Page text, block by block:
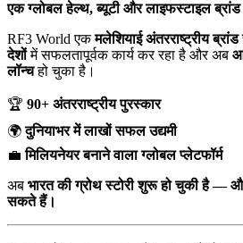
एक ग्लोबल हेल्थ, ब्यूटी और लाइफस्टाइल ब्रांड
RF3 World एकमलेशियाई अंतरराष्ट्रीय ब्रांड
देशोंमें सफलतापूर्वक कार्य कर रहा है और अब
लॉन्चहो चुका है।
🏆 90+ अंतरराष्ट्रीय पुरस्कार
🌍दुनियाभर में लाखों सफल उद्यमी
💼मिलियनेयर बनाने वाला ग्लोबल प्लेटफॉर्म
अब भारत की ग्रोथ स्टोरी शुरू हो चुकी है —
सकते हैं।